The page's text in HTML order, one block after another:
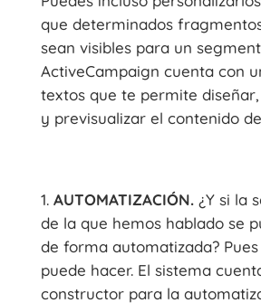
que determinados
sean visibles para un
ActiveCampaign cuenta con
textos que te permite
y previsualizar el contenido
AUTOMATIZACIÓN.¿Y si la
de la que hemos hablado se
de forma automatizada?
puede hacer. El sistema
constructor para la